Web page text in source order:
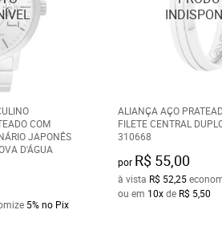
COM
JAPONÊS
D'ÁGUA
5% no Pix
ALIANÇA AÇO
FILETE CENTRAL
310668
por R$ 55,00
à vista R$ 52,25
ou em 10xde R$ 5,50